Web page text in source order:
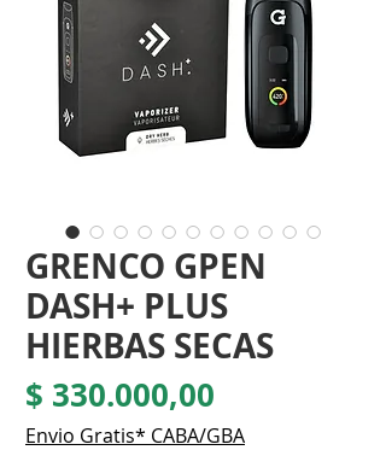
GRENCO GPEN
DASH+ PLUS
HIERBAS SECAS
$ 330.000,00
Envio Gratis* CABA/GBA